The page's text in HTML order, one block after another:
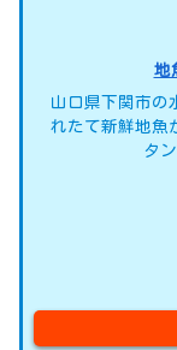
地
山口県下関市の
れたて新鮮地魚
タ